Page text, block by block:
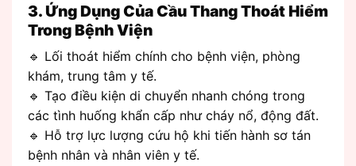
3. Ứng Dụng Của Cầu Thang Thoát Hiểm
Trong Bệnh Viện
🔹 Lối thoát hiểm chính cho bệnh viện, phòng
khám, trung tâm y tế.
🔹 Tạo điều kiện di chuyển nhanh chóng trong
các tình huống khẩn cấp như cháy nổ, động đất.
🔹 Hỗ trợ lực lượng cứu hộ khi tiến hành sơ tán
bệnh nhân và nhân viên y tế.